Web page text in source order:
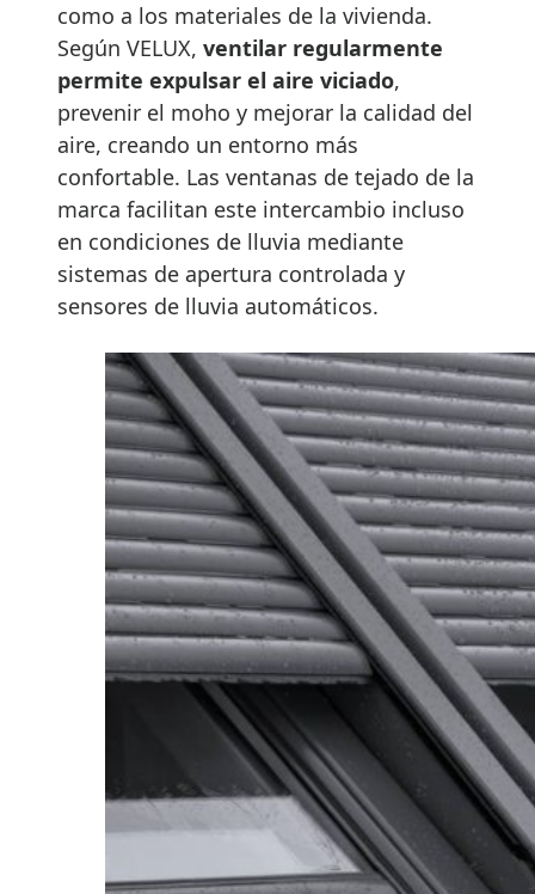
como a los materiales de la vivienda.
Según VELUX, ventilar regularmente
permite expulsar el aire viciado,
prevenir el moho y mejorar la calidad del
aire, creando un entorno más
confortable. Las ventanas de tejado de la
marca facilitan este intercambio incluso
en condiciones de lluvia mediante
sistemas de apertura controlada y
sensores de lluvia automáticos.